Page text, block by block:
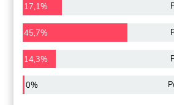
17,1%
45,7%
14,3%
0%